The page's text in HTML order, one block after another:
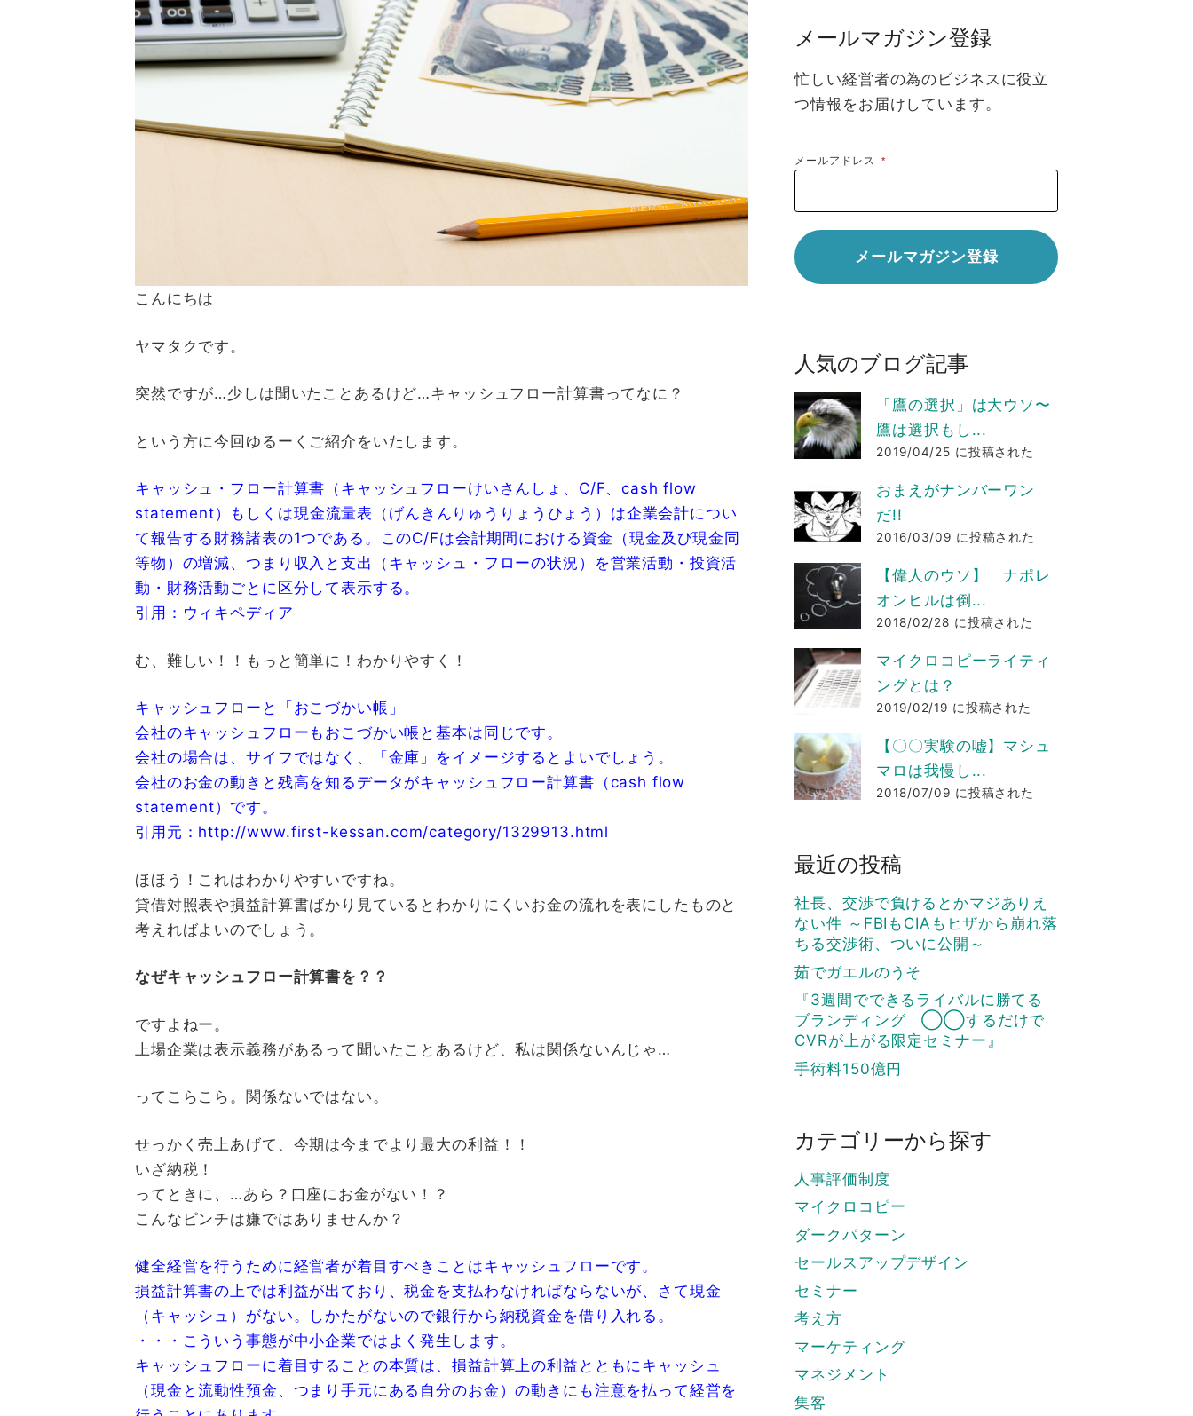
こんにちは
ヤマタクです。
突然ですが…少しは聞いたことあるけど…キャッシュフロー計算書ってなに？
という方に今回ゆるーくご紹介をいたします。
キャッシュ・フロー計算書（キャッシュフローけいさんしょ、C/F、cash flow
statement）もしくは現金流量表（げんきんりゅうりょうひょう）は企業会計につい
て報告する財務諸表の1つである。このC/Fは会計期間における資金（現金及び現金同
等物）の増減、つまり収入と支出（キャッシュ・フローの状況）を営業活動・投資活
動・財務活動ごとに区分して表示する。
引用：ウィキペディア
む、難しい！！もっと簡単に！わかりやすく！
キャッシュフローと「おこづかい帳」
会社のキャッシュフローもおこづかい帳と基本は同じです。
会社の場合は、サイフではなく、「金庫」をイメージするとよいでしょう。
会社のお金の動きと残高を知るデータがキャッシュフロー計算書（cash flow
statement）です。
引用元：http://www.first-kessan.com/category/1329913.html
ほほう！これはわかりやすいですね。
貸借対照表や損益計算書ばかり見ているとわかりにくいお金の流れを表にしたものと
考えればよいのでしょう。
なぜキャッシュフロー計算書を？？
ですよねー。
上場企業は表示義務があるって聞いたことあるけど、私は関係ないんじゃ…
ってこらこら。関係ないではない。
せっかく売上あげて、今期は今までより最大の利益！！
いざ納税！
ってときに、…あら？口座にお金がない！？
こんなピンチは嫌ではありませんか？
健全経営を行うために経営者が着目すべきことはキャッシュフローです。
損益計算書の上では利益が出ており、税金を支払わなければならないが、さて現金
（キャッシュ）がない。しかたがないので銀行から納税資金を借り入れる。
・・・こういう事態が中小企業ではよく発生します。
キャッシュフローに着目することの本質は、損益計算上の利益とともにキャッシュ
（現金と流動性預金、つまり手元にある自分のお金）の動きにも注意を払って経営を
メールマガジン登録
忙しい経営者の為のビジネスに役立
つ情報をお届けしています。
メールアドレス*
人気のブログ記事
「鷹の選択」は大ウソ〜
鷹は選択もし...
2019/04/25 に投稿された
おまえがナンバーワン
だ!!
2016/03/09 に投稿された
【偉人のウソ】 ナポレ
オンヒルは倒...
2018/02/28 に投稿された
マイクロコピーライティ
ングとは？
2019/02/19 に投稿された
【〇〇実験の嘘】マシュ
マロは我慢し...
2018/07/09 に投稿された
最近の投稿
社長、交渉で負けるとかマジありえ
ない件 ～FBIもCIAもヒザから崩れ落
ちる交渉術、ついに公開～
茹でガエルのうそ
『3週間でできるライバルに勝てる
ブランディング ◯◯するだけで
CVRが上がる限定セミナー』
手術料150億円
カテゴリーから探す
人事評価制度
マイクロコピー
ダークパターン
セールスアップデザイン
セミナー
考え方
マーケティング
マネジメント
集客